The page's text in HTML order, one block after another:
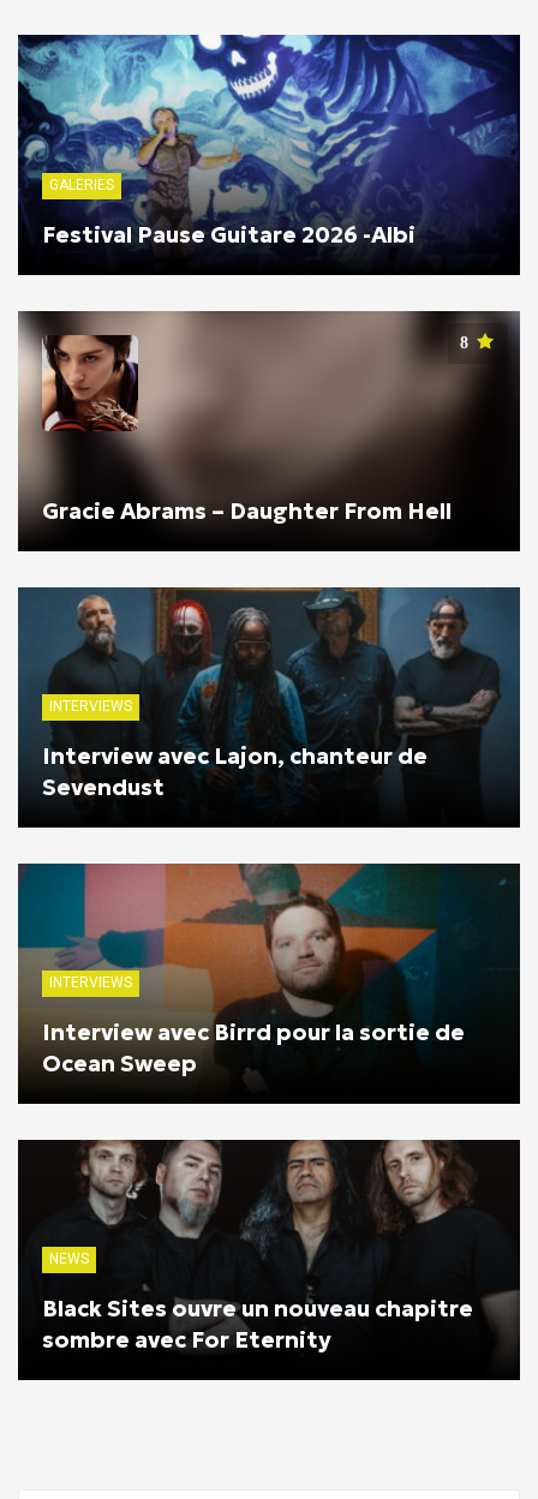
GALERIES
Festival Pause Guitare 2026 -Albi
8
Gracie Abrams – Daughter From Hell
INTERVIEWS
Interview avec Lajon, chanteur de
Sevendust
INTERVIEWS
Interview avec Birrd pour la sortie de
Ocean Sweep
NEWS
Black Sites ouvre un nouveau chapitre
sombre avec For Eternity